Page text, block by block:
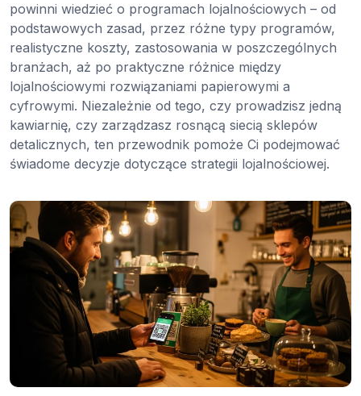
powinni wiedzieć o programach lojalnościowych – od
podstawowych zasad, przez różne typy programów,
realistyczne koszty, zastosowania w poszczególnych
branżach, aż po praktyczne różnice między
lojalnościowymi rozwiązaniami papierowymi a
cyfrowymi. Niezależnie od tego, czy prowadzisz jedną
kawiarnię, czy zarządzasz rosnącą siecią sklepów
detalicznych, ten przewodnik pomoże Ci podejmować
świadome decyzje dotyczące strategii lojalnościowej.